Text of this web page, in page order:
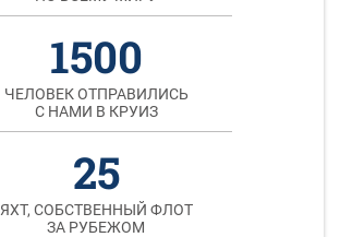
1500
ЧЕЛОВЕК ОТПРАВИЛИСЬ
С НАМИ В КРУИЗ
25
ЯХТ, СОБСТВЕННЫЙ ФЛОТ
ЗА РУБЕЖОМ